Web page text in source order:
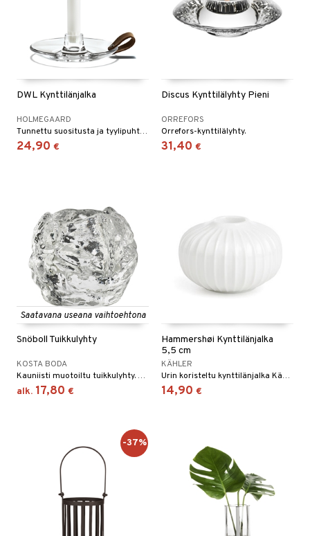
DWL Kynttilänjalka
HOLMEGAARD
Tunnettu suositusta ja tyylipuhtaasta tyylistään.
24,90 €
Discus Kynttilälyhty Pieni
ORREFORS
Orrefors-kynttilälyhty.
31,40 €
Saatavana useana vaihtoehtona
Snöboll Tuikkulyhty
KOSTA BODA
Kauniisti muotoiltu tuikkulyhty. Muotoilija Ann Wärff 1973.
alk. 17,80 €
Hammershøi Kynttilänjalka
5,5 cm
KÄHLER
Urin koristeltu kynttilänjalka Kähleriltä.
14,90 €
-37%